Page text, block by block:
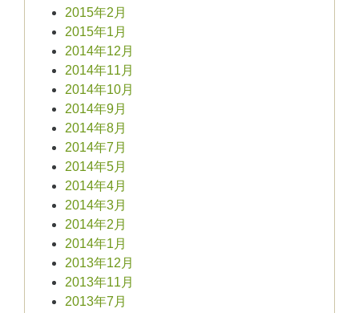
2015年2月
2015年1月
2014年12月
2014年11月
2014年10月
2014年9月
2014年8月
2014年7月
2014年5月
2014年4月
2014年3月
2014年2月
2014年1月
2013年12月
2013年11月
2013年7月